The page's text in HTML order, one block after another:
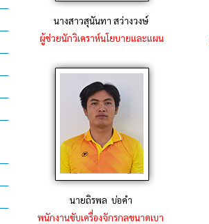
นางสาวสุนันทา สว่างวงษ์
ผู้ช่วยนักวิเคราห์นโยบายและแผน
นายถิรพล บ่อคำ
พนักงานขับเครื่องจักรกลขนาดเบา